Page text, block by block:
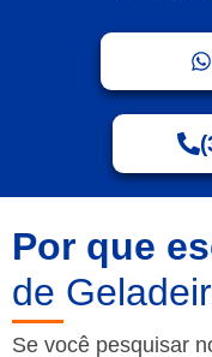
Por que
de
Se você pesquisar